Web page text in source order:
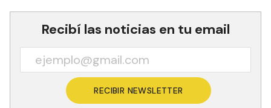
Recibí las noticias en tu email
RECIBIR NEWSLETTER